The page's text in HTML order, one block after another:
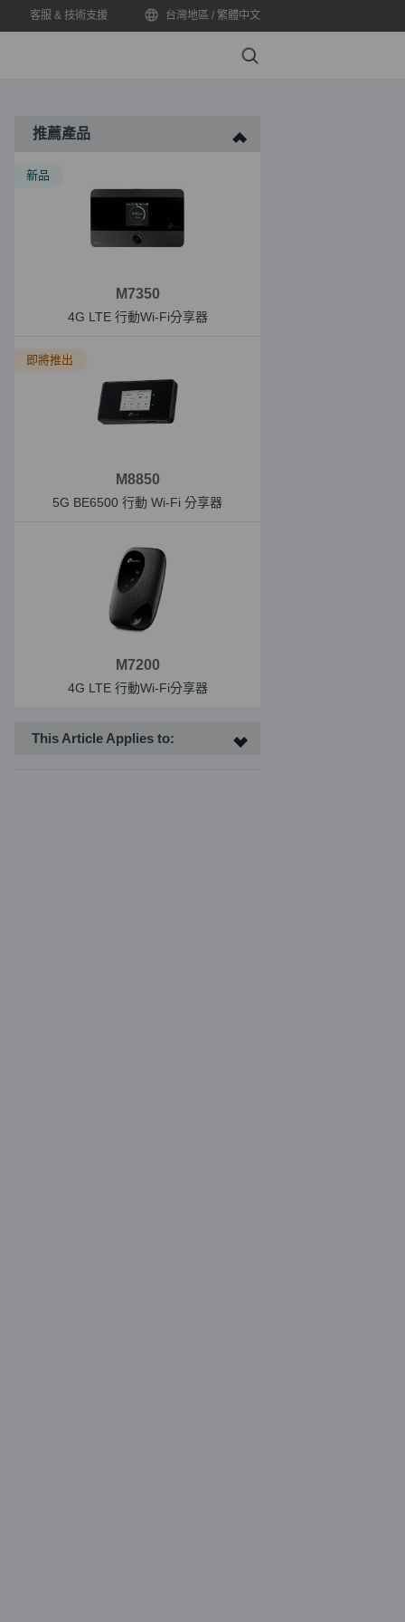
客服 & 技術支援 台灣地區 / 繁體中文
Search
推薦產品
M7350
4G LTE 行動Wi-Fi分享器
新品
M8850
5G BE6500 行動 Wi-Fi 分享器
即將推出
M7200
4G LTE 行動Wi-Fi分享器
This Article Applies to: